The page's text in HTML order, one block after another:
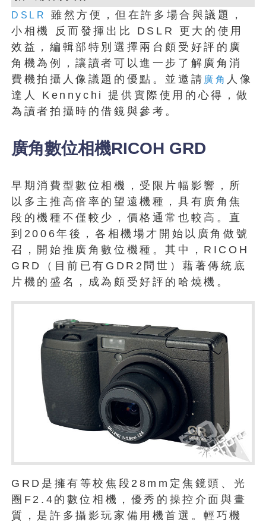
DSLR
雖然方便，但在許多場合與議題，
小相機 反而發揮出比 DSLR 更大的使用
效益，編輯部特別選擇兩台頗受好評的廣
角機為例，讓讀者可以進一步了解廣角消
費機拍攝人像議題的優點。並邀請 廣角 人像
達人 Kennychi 提供實際使用的心得，做
為讀者拍攝時的借鏡與參考。
廣角數位相機RICOH GRD
早期消費型數位相機，受限片幅影響，所
以多主推高倍率的望遠機種，具有廣角焦
段的機種不僅較少，價格通常也較高。直
到2006年後，各相機場才開始以廣角做號
召，開始推廣角數位機種。其中，RICOH
GRD（目前已有GDR2問世）藉著傳統底
片機的盛名，成為頗受好評的哈燒機。
GRD是擁有等校焦段28mm定焦鏡頭、光
圈F2.4的數位相機，優秀的操控介面與畫
質，是許多攝影玩家備用機首選。輕巧機